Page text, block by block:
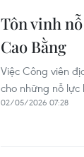
Tôn vinh
Cao Bằng
Việc Công viên
cho những nỗ
02/05/2026 07:28